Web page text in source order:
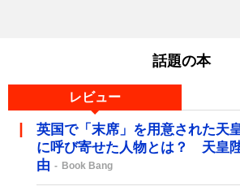
話題の本
レビュー
英国で「末席」を用意された天
に呼び寄せた人物とは？ 天皇
由
Book Bang